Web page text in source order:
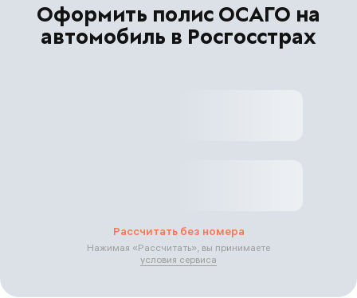
Оформить полис ОСАГО на
автомобиль в Росгосстрах
Рассчитать без номера
Нажимая «Рассчитать», вы принимаете
условия сервиса